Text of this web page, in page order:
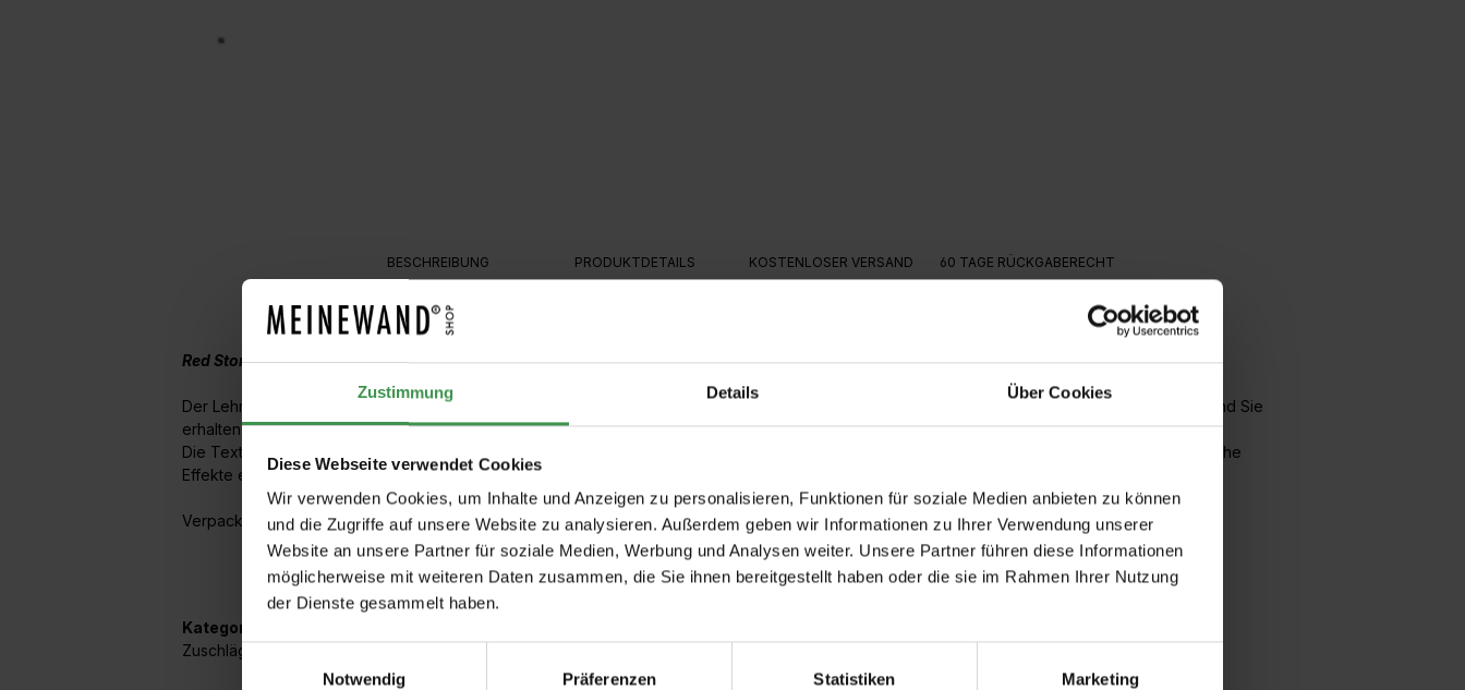
Zustimmung Details Über Cookies
Diese Webseite verwendet Cookies
Wir verwenden Cookies, um Inhalte und Anzeigen zu personalisieren, Funktionen für soziale Medien anbieten zu können
und die Zugriffe auf unsere Website zu analysieren. Außerdem geben wir Informationen zu Ihrer Verwendung unserer
Website an unsere Partner für soziale Medien, Werbung und Analysen weiter. Unsere Partner führen diese Informationen
möglicherweise mit weiteren Daten zusammen, die Sie ihnen bereitgestellt haben oder die sie im Rahmen Ihrer Nutzung
der Dienste gesammelt haben.
Einwilligungsauswahl
Notwendig
Präferenzen Statistiken Marketing
BESCHREIBUNG PRODUKTDETAILS KOSTENLOSER VERSAND 60 TAGE RÜCKGABERECHT
Red Stone - Lehmputzzuschlag
Der Lehmputzzuschlag Red Stone besteht aus rotem Granitgranulat. Geben Sie einen Beutel des Zuschlages einem Eimer Yosima Lehmputz zu und Sie
erhalten in etwa das dargestellte Oberflächenmuster.
Die Textur der Oberflächen wird durch die Inhaltsstoffe und die Bearbeitungsweise bestimmt. Mit den Strukturzusätzen lassen sich unterschiedliche
Effekte erzielen. Die Zuschläge können jedem Farbton beigemischt werden.
Verpackungseinheit: 1,672 kg im Beutel
Kategorien:
Zuschläge